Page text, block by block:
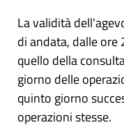
La validità
di andata, dalle
quello della
giorno delle
quinto giorno
operazioni stesse.